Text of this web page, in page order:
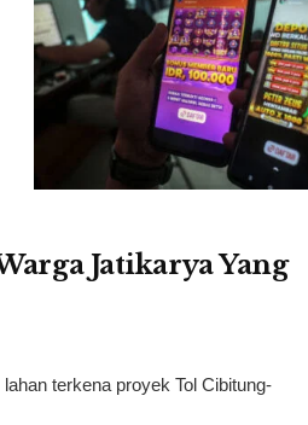
Jatikarya Yang
terkena proyek Tol Cibitung-